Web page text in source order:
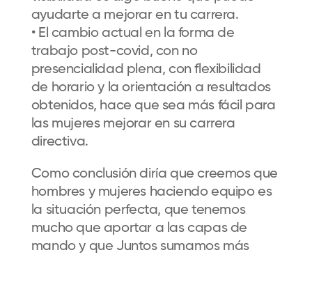
ayudarte a mejorar en tu carrera.
• El cambio actual en la forma de
trabajo post-covid, con no
presencialidad plena, con flexibilidad
de horario y la orientación a resultados
obtenidos, hace que sea más fácil para
las mujeres mejorar en su carrera
directiva.
Como conclusión diría que creemos que
hombres y mujeres haciendo equipo es
la situación perfecta, que tenemos
mucho que aportar a las capas de
mando y que Juntos sumamos más